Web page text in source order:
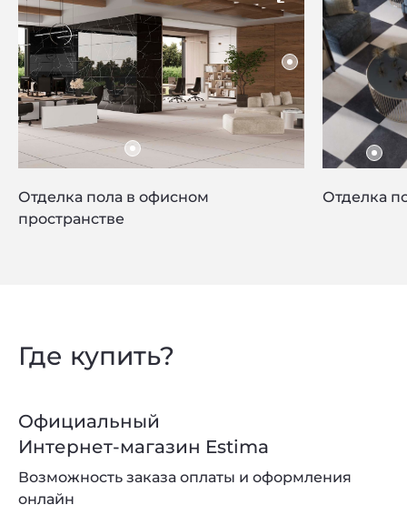
Отделка пола в офисном
пространстве
Отделка
Где купить?
Официальный
Интернет-магазин Estima
Возможность заказа оплаты и оформления
онлайн